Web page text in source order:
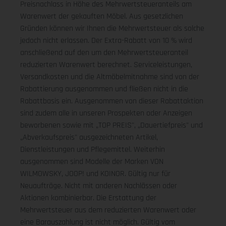
Preisnachlass in Höhe des Mehrwertsteueranteils am
Warenwert der gekauften Möbel. Aus gesetzlichen
Gründen können wir Ihnen die Mehrwertsteuer als solche
jedoch nicht erlassen. Der Extra-Rabatt von 10 % wird
anschließend auf den um den Mehrwertsteueranteil
reduzierten Warenwert berechnet. Serviceleistungen,
Versandkosten und die Altmöbelmitnahme sind von der
Rabattierung ausgenommen und fließen nicht in die
Rabattbasis ein. Ausgenommen von dieser Rabattaktion
sind zudem alle in unseren Prospekten oder Anzeigen
beworbenen sowie mit „TOP PREIS", „Dauertiefpreis" und
„Abverkaufspreis" ausgezeichneten Artikel,
Dienstleistungen und Pflegemittel. Weiterhin
ausgenommen sind Modelle der Marken VON
WILMOWSKY, JOOP! und KOINOR. Gültig nur für
Neuaufträge. Nicht mit anderen Nachlässen oder
Aktionen kombinierbar. Die Erstattung der
Mehrwertsteuer aus dem reduzierten Warenwert oder
eine Barauszahlung ist nicht möglich. Gültig vom